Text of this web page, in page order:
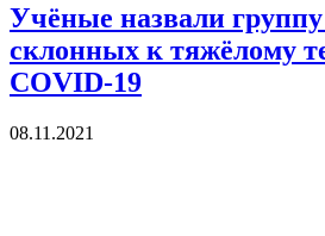
Учёные назвали
склонных к тяжёлому
COVID-19
08.11.2021